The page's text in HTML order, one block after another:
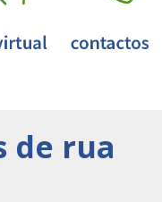
de rua